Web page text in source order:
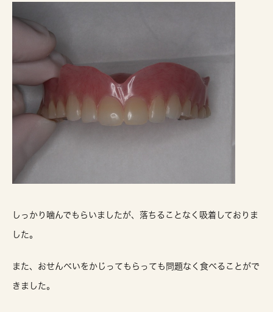
しっかり噛んでもらいましたが、落ちることなく吸着しておりま
した。
また、おせんべいをかじってもらっても問題なく食べることがで
きました。